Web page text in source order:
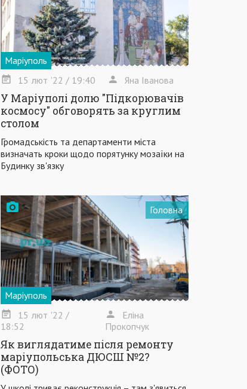
Маріуполь
15 лют '22 / 19:40 Яна Іванова
У Маріуполі долю "Підкорювачів
космосу" обговорять за круглим
столом
Громадськість та департаменти міста
визначать кроки щодо порятунку мозаїки на
Будинку зв'язку
Головна
Маріуполь
15 лют '22 /
18:52
Еліна
Прокопчук
Як виглядатиме після ремонту
маріупольська ДЮСШ №2?
(ФОТО)